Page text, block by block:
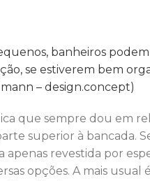
que sempre dou em
superior à bancada.
apenas revestida por
opções. A mais usual